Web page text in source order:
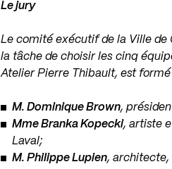
Le jury
Le comité exécutif de la Ville de
la tâche de choisir les cinq
Atelier Pierre Thibault, est
M. Dominique Brown,
Mme Branka Kopecki, artiste
Laval;
M. Philippe Lupien, architecte,